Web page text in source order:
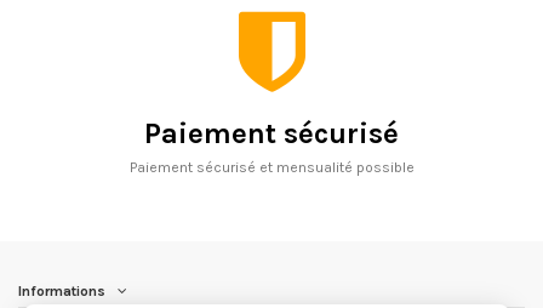
Paiement sécurisé
Paiement sécurisé et mensualité possible
Informations